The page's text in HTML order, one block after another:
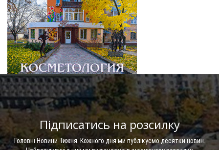
Підписатись на розсилку
Головні Новини Тижня. Кожного дня ми публікуємо десятки новин.